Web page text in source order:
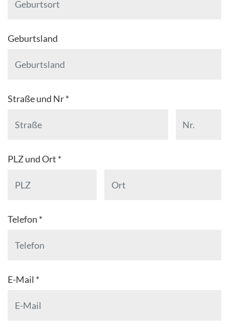
Geburtsland
Straße und Nr *
PLZ und Ort *
Telefon *
E-Mail *